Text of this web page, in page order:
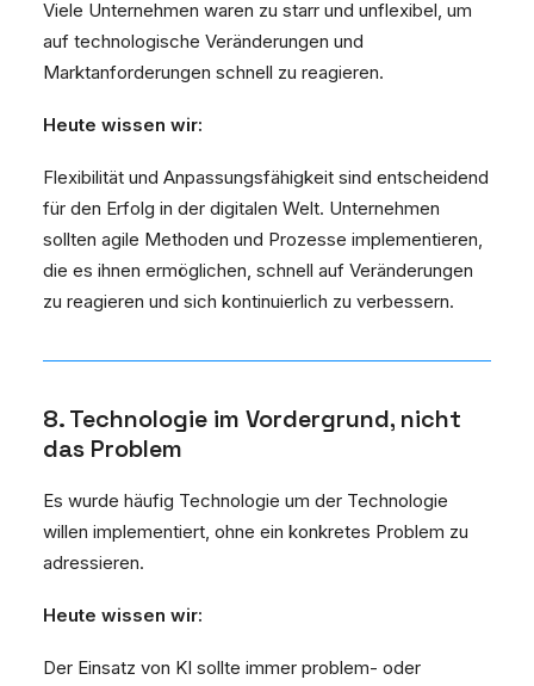
Viele Unternehmen waren zu starr und unflexibel, um
auf technologische Veränderungen und
Marktanforderungen schnell zu reagieren.
Heute wissen wir:
Flexibilität und Anpassungsfähigkeit sind entscheidend
für den Erfolg in der digitalen Welt. Unternehmen
sollten agile Methoden und Prozesse implementieren,
die es ihnen ermöglichen, schnell auf Veränderungen
zu reagieren und sich kontinuierlich zu verbessern.
8. Technologie im Vordergrund, nicht
das Problem
Es wurde häufig Technologie um der Technologie
willen implementiert, ohne ein konkretes Problem zu
adressieren.
Heute wissen wir:
Der Einsatz von KI sollte immer problem- oder